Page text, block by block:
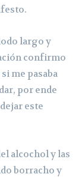
largo y
confirmo
me pasaba
por ende
este
alcochol y las
borracho y